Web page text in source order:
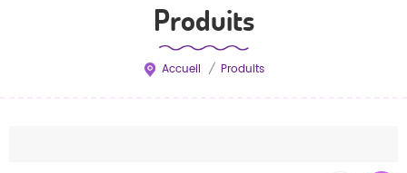
Produits
Accueil / Produits